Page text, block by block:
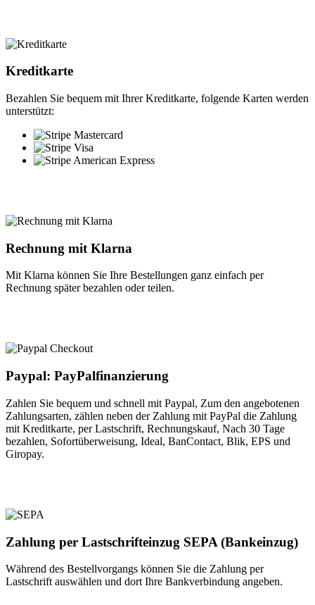
Kreditkarte
Bezahlen Sie bequem mit Ihrer Kreditkarte, folgende Karten werden
unterstützt:
Rechnung mit Klarna
Mit Klarna können Sie Ihre Bestellungen ganz einfach per
Rechnung später bezahlen oder teilen.
Paypal: PayPalfinanzierung
Zahlen Sie bequem und schnell mit Paypal, Zum den angebotenen
Zahlungsarten, zählen neben der Zahlung mit PayPal die Zahlung
mit Kreditkarte, per Lastschrift, Rechnungskauf, Nach 30 Tage
bezahlen, Sofortüberweisung, Ideal, BanContact, Blik, EPS und
Giropay.
Zahlung per Lastschrifteinzug SEPA (Bankeinzug)
Während des Bestellvorgangs können Sie die Zahlung per
Lastschrift auswählen und dort Ihre Bankverbindung angeben.